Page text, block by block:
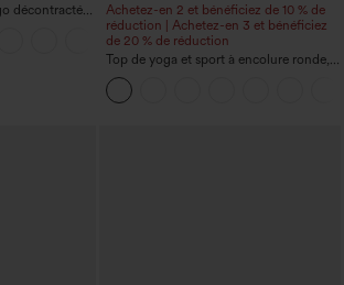
décontractés
avec
+2
Achetez-en 2 et bénéficiez de 10 % de
réduction | Achetez-en 3 et bénéficiez
de 20 % de réduction
Top de yoga et sport à encolure ronde,
manches courtes, à fronces, effet
rafraîchissant au toucher - UPF50+